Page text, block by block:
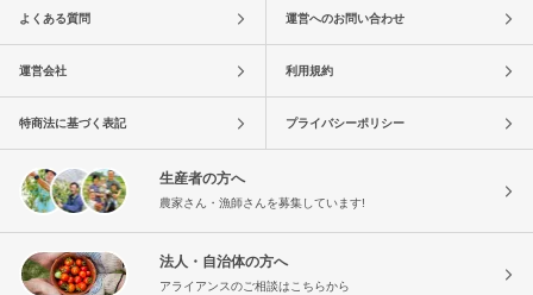
よくある質問 運営へのお問い合わせ
運営会社 利用規約
特商法に基づく表記 プライバシーポリシー
生産者の方へ
農家さん・漁師さんを募集しています!
法人・自治体の方へ
アライアンスのご相談はこちらから